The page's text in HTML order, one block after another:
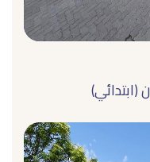
(ابتدائي)